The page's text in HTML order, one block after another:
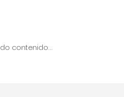
contenido…